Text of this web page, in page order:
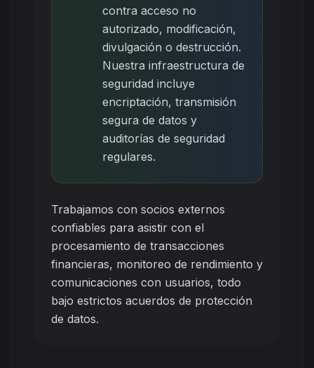
contra acceso no
autorizado, modificación,
divulgación o destrucción.
Nuestra infraestructura de
seguridad incluye
encriptación, transmisión
segura de datos y
auditorías de seguridad
regulares.
Trabajamos con socios externos
confiables para asistir con el
procesamiento de transacciones
financieras, monitoreo de rendimiento y
comunicaciones con usuarios, todo
bajo estrictos acuerdos de protección
de datos.